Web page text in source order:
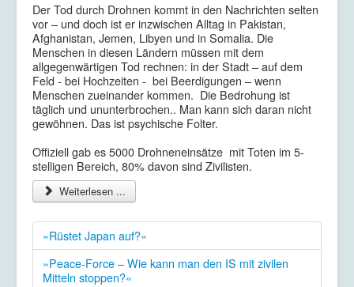
Der Tod durch Drohnen kommt in den Nachrichten selten
vor – und doch ist er inzwischen Alltag in Pakistan,
Afghanistan, Jemen, Libyen und in Somalia. Die
Menschen in diesen Ländern müssen mit dem
allgegenwärtigen Tod rechnen: in der Stadt – auf dem
Feld - bei Hochzeiten - bei Beerdigungen – wenn
Menschen zueinander kommen. Die Bedrohung ist
täglich und ununterbrochen.. Man kann sich daran nicht
gewöhnen. Das ist psychische Folter.
Offiziell gab es 5000 Drohneneinsätze mit Toten im 5-
stelligen Bereich, 80% davon sind Zivilisten.
Weiterlesen ...
»Rüstet Japan auf?«
»Peace-Force – Wie kann man den IS mit zivilen
Mitteln stoppen?«